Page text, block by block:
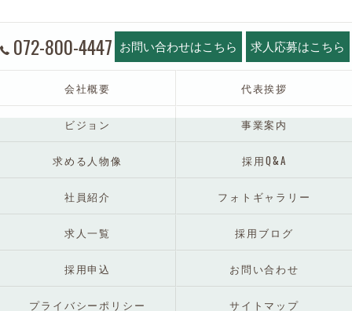
072-800-4447 お問い合わせはこちら 求人応募はこちら
会社概要 代表挨拶
ビジョン 事業案内
求める人物像 採用Q&A
社員紹介 フォトギャラリー
求人一覧 採用ブログ
採用申込 お問い合わせ
プライバシーポリシー サイトマップ